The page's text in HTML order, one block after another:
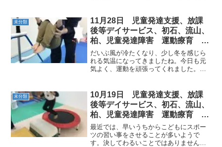
プ → 鉄棒（コウモリ/エントツ）→ イモ
ムシ →...
未分類
11月28日 児童発達支援、放課
後等デイサービス、初石、流山、
柏、児童発達障害 運動療育 柳
沢運動プログラム こども発達気
になる 発達障害 放デイ 自閉
症 学習障害 LD ADHD アスペ
だいぶ風が冷たくなり、少し冬を感じら
れる気温になってきましたね。今日も元
気よく、運動を頑張ってくれました。
わに → 平均台 など・・放デイ
◎カエル → 跳び箱...
未分類
10月19日 児童発達支援、放課
後等デイサービス、初石、流山、
柏、児童発達障害 運動療育 柳
沢運動プログラム こども発達気
になる 発達障害 放デ
最近では、早いうちからこどもにスポー
ツの習い事をさせることが多いようで
す。決してわるいことではありません